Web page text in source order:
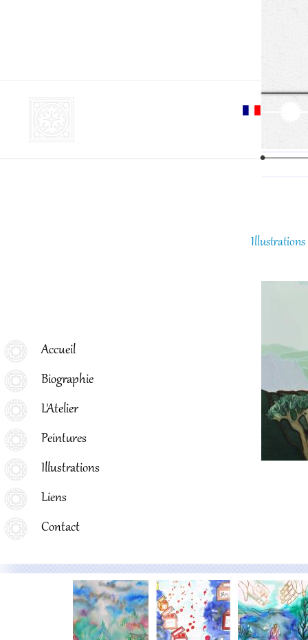
Illustrations
Menu principal
Accueil
Biographie
L'Atelier
Peintures
Illustrations
Liens
Contact